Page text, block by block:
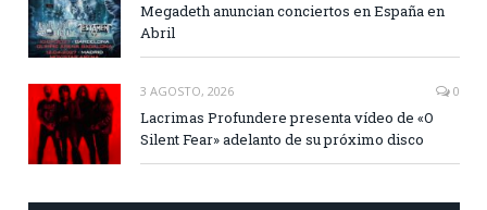
Megadeth anuncian conciertos en España en
Abril
3 AGOSTO, 2026 0
Lacrimas Profundere presenta vídeo de «O
Silent Fear» adelanto de su próximo disco